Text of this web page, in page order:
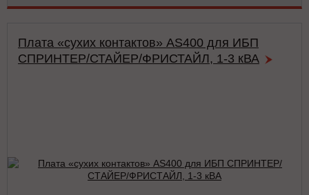
Плата «сухих контактов» AS400 для ИБП
СПРИНТЕР/СТАЙЕР/ФРИСТАЙЛ, 1-3 кВА